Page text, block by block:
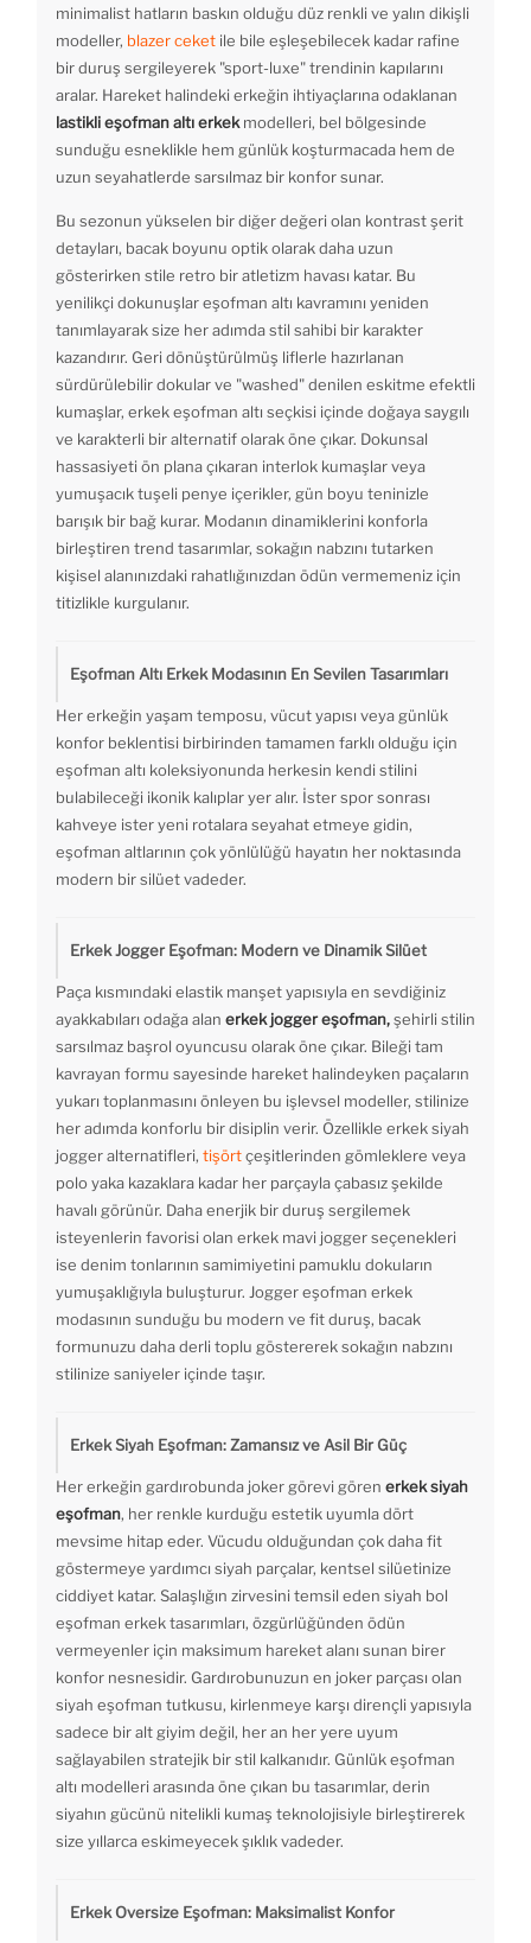
minimalist hatların baskın olduğu düz renkli ve yalın dikişli
modeller, blazer ceket ile bile eşleşebilecek kadar rafine
bir duruş sergileyerek "sport-luxe" trendinin kapılarını
aralar. Hareket halindeki erkeğin ihtiyaçlarına odaklanan
lastikli eşofman altı erkekmodelleri, bel bölgesinde
sunduğu esneklikle hem günlük koşturmacada hem de
uzun seyahatlerde sarsılmaz bir konfor sunar.
Bu sezonun yükselen bir diğer değeri olan kontrast şerit
detayları, bacak boyunu optik olarak daha uzun
gösterirken stile retro bir atletizm havası katar. Bu
yenilikçi dokunuşlar eşofman altı kavramını yeniden
tanımlayarak size her adımda stil sahibi bir karakter
kazandırır. Geri dönüştürülmüş liflerle hazırlanan
sürdürülebilir dokular ve "washed" denilen eskitme efektli
kumaşlar, erkek eşofman altı seçkisi içinde doğaya saygılı
ve karakterli bir alternatif olarak öne çıkar. Dokunsal
hassasiyeti ön plana çıkaran interlok kumaşlar veya
yumuşacık tuşeli penye içerikler, gün boyu teninizle
barışık bir bağ kurar. Modanın dinamiklerini konforla
birleştiren trend tasarımlar, sokağın nabzını tutarken
kişisel alanınızdaki rahatlığınızdan ödün vermemeniz için
titizlikle kurgulanır.
Eşofman Altı Erkek Modasının En Sevilen Tasarımları
Her erkeğin yaşam temposu, vücut yapısı veya günlük
konfor beklentisi birbirinden tamamen farklı olduğu için
eşofman altı koleksiyonunda herkesin kendi stilini
bulabileceği ikonik kalıplar yer alır. İster spor sonrası
kahveye ister yeni rotalara seyahat etmeye gidin,
eşofman altlarının çok yönlülüğü hayatın her noktasında
modern bir silüet vadeder.
Erkek Jogger Eşofman: Modern ve Dinamik Silüet
Paça kısmındaki elastik manşet yapısıyla en sevdiğiniz
ayakkabıları odağa alan erkek jogger eşofman,şehirli stilin
sarsılmaz başrol oyuncusu olarak öne çıkar. Bileği tam
kavrayan formu sayesinde hareket halindeyken paçaların
yukarı toplanmasını önleyen bu işlevsel modeller, stilinize
her adımda konforlu bir disiplin verir. Özellikle erkek siyah
jogger alternatifleri, tişörtçeşitlerinden gömleklere veya
polo yaka kazaklara kadar her parçayla çabasız şekilde
havalı görünür. Daha enerjik bir duruş sergilemek
isteyenlerin favorisi olan erkek mavi jogger seçenekleri
ise denim tonlarının samimiyetini pamuklu dokuların
yumuşaklığıyla buluşturur. Jogger eşofman erkek
modasının sunduğu bu modern ve fit duruş, bacak
formunuzu daha derli toplu göstererek sokağın nabzını
stilinize saniyeler içinde taşır.
Erkek Siyah Eşofman: Zamansız ve Asil Bir Güç
Her erkeğin gardırobunda joker görevi gören erkek siyah
eşofman, her renkle kurduğu estetik uyumla dört
mevsime hitap eder. Vücudu olduğundan çok daha fit
göstermeye yardımcı siyah parçalar, kentsel silüetinize
ciddiyet katar. Salaşlığın zirvesini temsil eden siyah bol
eşofman erkek tasarımları, özgürlüğünden ödün
vermeyenler için maksimum hareket alanı sunan birer
konfor nesnesidir. Gardırobunuzun en joker parçası olan
siyah eşofman tutkusu, kirlenmeye karşı dirençli yapısıyla
sadece bir alt giyim değil, her an her yere uyum
sağlayabilen stratejik bir stil kalkanıdır. Günlük eşofman
altı modelleri arasında öne çıkan bu tasarımlar, derin
siyahın gücünü nitelikli kumaş teknolojisiyle birleştirerek
size yıllarca eskimeyecek şıklık vadeder.
Erkek Oversize Eşofman: Maksimalist Konfor